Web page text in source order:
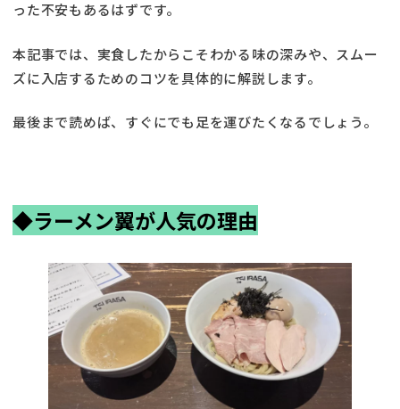
った不安もあるはずです。
本記事では、実食したからこそわかる味の深みや、スムー
ズに入店するためのコツを具体的に解説します。
最後まで読めば、すぐにでも足を運びたくなるでしょう。
◆ラーメン翼が人気の理由